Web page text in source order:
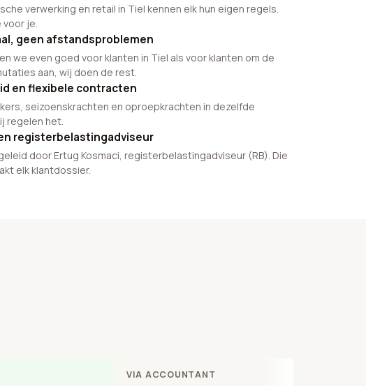
verwerking en retail in Tiel kennen elk hun eigen regels.
je.
geen afstandsproblemen
we even goed voor klanten in Tiel als voor klanten om de
aan, wij doen de rest.
en flexibele contracten
seizoenskrachten en oproepkrachten in dezelfde
regelen het.
registerbelastingadviseur
door Ertug Kosmaci, registerbelastingadviseur (RB). Die
elk klantdossier.
VIA ACCOUNTANT